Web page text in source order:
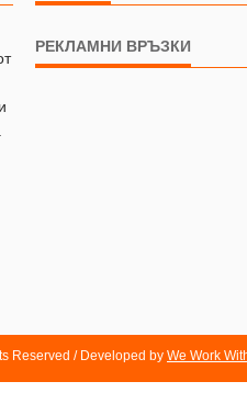
РЕКЛАМНИ ВРЪЗКИ
Reserved / Developed by We Work